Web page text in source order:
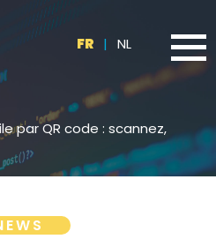
FR | NL
par QR code : scannez,